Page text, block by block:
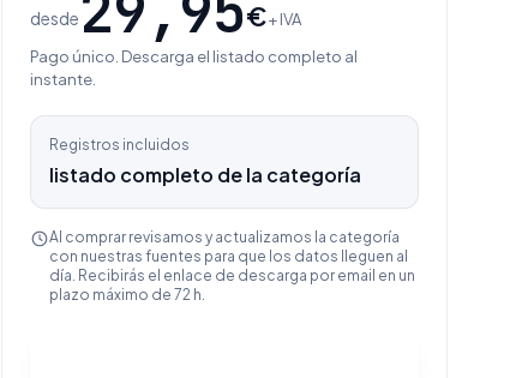
desde €+ IVA
Pago único. Descarga el listado completo al
instante.
Registros incluidos
listado completo de la categoría
Al comprar revisamos y actualizamos la categoría
con nuestras fuentes para que los datos lleguen al
día. Recibirás el enlace de descarga por email en un
plazo máximo de 72 h.